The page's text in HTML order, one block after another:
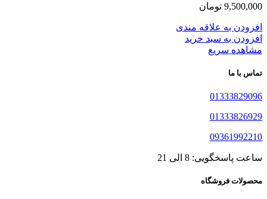
9,500,000 تومان
افزودن به علاقه مندی
افزودن به سبد خرید
مشاهده سریع
تماس با ما
01333829096
01333826929
09361992210
ساعت پاسخگویی: 8 الی 21
محصولات فروشگاه